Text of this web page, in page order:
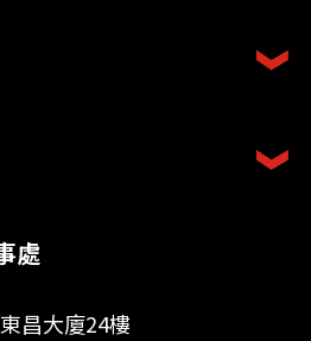
處
昌大廈24樓